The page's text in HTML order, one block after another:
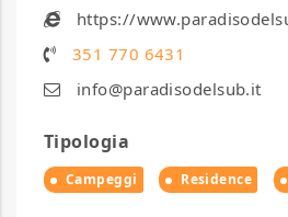
https://
351 770 6431
info@paradisodelsub.it
Tipologia
Campeggi Residence